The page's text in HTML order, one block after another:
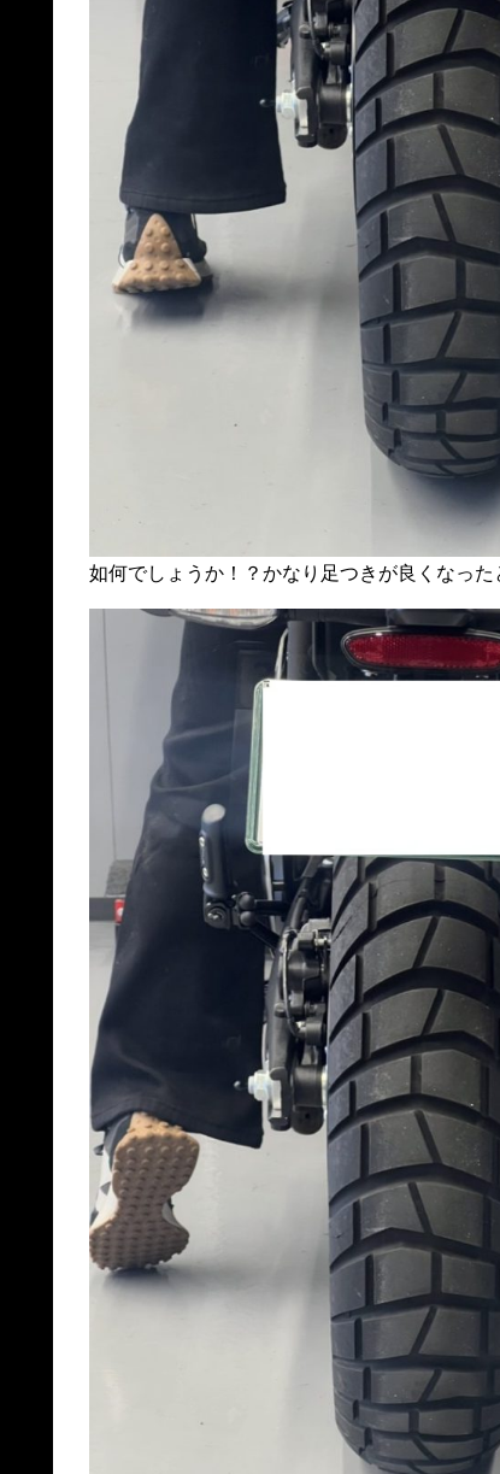
如何でしょうか！？かなり足つきが良くなっ